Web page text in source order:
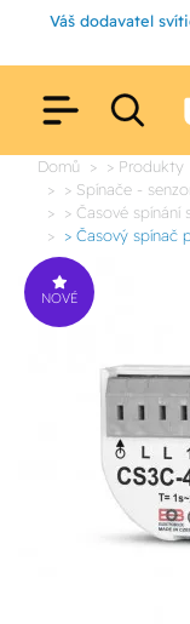
Váš dodavatel
Domů > Produkty
> Spínače -
> Časové spínání
> Časový spínač
NOVÉ